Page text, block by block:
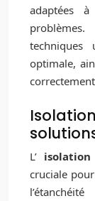
adaptées
optimale,
L’
cruciale